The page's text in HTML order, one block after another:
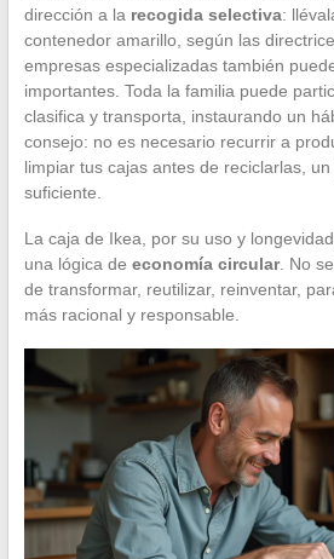
dirección a la recogida selectiva:
contenedor amarillo, según las
empresas especializadas también
importantes. Toda la familia puede
clasifica y transporta, instaurando un
consejo: no es necesario recurrir a
limpiar tus cajas antes de reciclarlas,
suficiente.
La caja de Ikea, por su uso y
una lógica de economía circular. No
de transformar, reutilizar, reinventar,
más racional y responsable.